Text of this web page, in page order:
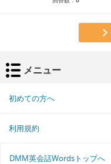
メニュー
初めての方へ
利用規約
DMM英会話Wordsトップへ